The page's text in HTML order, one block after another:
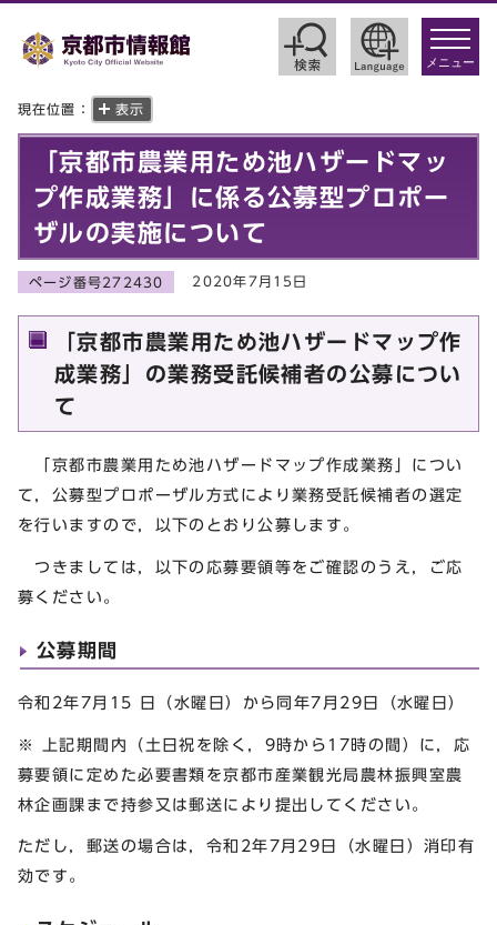
toggle
メニュー
現在位置： 表示
「京都市農業用ため池ハザードマッ
プ作成業務」に係る公募型プロポー
ザルの実施について
ページ番号272430 2020年7月15日
「京都市農業用ため池ハザードマップ作
成業務」の業務受託候補者の公募につい
て
「京都市農業用ため池ハザードマップ作成業務」につい
て，公募型プロポーザル方式により業務受託候補者の選定
を行いますので，以下のとおり公募します。
つきましては，以下の応募要領等をご確認のうえ，ご応
募ください。
公募期間
令和2年7月15 日（水曜日）から同年7月29日（水曜日）
※ 上記期間内（土日祝を除く，9時から17時の間）に，応
募要領に定めた必要書類を京都市産業観光局農林振興室農
林企画課まで持参又は郵送により提出してください。
ただし，郵送の場合は，令和2年7月29日（水曜日）消印有
効です。